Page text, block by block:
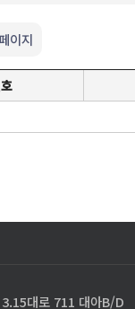
이지
대로 711 대아B/D